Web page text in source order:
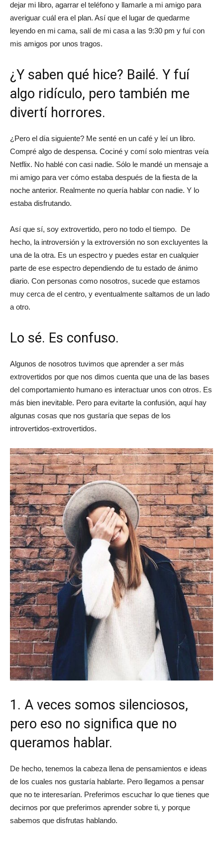
dejar mi libro, agarrar el teléfono y llamarle a mi amigo para
averiguar cuál era el plan. Así que el lugar de quedarme
leyendo en mi cama, salí de mi casa a las 9:30 pm y fuí con
mis amigos por unos tragos.
¿Y saben qué hice? Bailé. Y fuí
algo ridículo, pero también me
divertí horrores.
¿Pero el día siguiente? Me senté en un café y leí un libro.
Compré algo de despensa. Cociné y comí solo mientras veía
Netflix. No hablé con casi nadie. Sólo le mandé un mensaje a
mi amigo para ver cómo estaba después de la fiesta de la
noche anterior. Realmente no quería hablar con nadie. Y lo
estaba disfrutando.
Así que sí, soy extrovertido, pero no todo el tiempo. De
hecho, la introversión y la extroversión no son excluyentes la
una de la otra. Es un espectro y puedes estar en cualquier
parte de ese espectro dependiendo de tu estado de ánimo
diario. Con personas como nosotros, sucede que estamos
muy cerca de el centro, y eventualmente saltamos de un lado
a otro.
Lo sé. Es confuso.
Algunos de nosotros tuvimos que aprender a ser más
extrovertidos por que nos dimos cuenta que una de las bases
del comportamiento humano es interactuar unos con otros. Es
más bien inevitable. Pero para evitarte la confusión, aquí hay
algunas cosas que nos gustaría que sepas de los
introvertidos-extrovertidos.
1. A veces somos silenciosos,
pero eso no significa que no
queramos hablar.
De hecho, tenemos la cabeza llena de pensamientos e ideas
de los cuales nos gustaría hablarte. Pero llegamos a pensar
que no te interesarían. Preferimos escuchar lo que tienes que
decirnos por que preferimos aprender sobre ti, y porque
sabemos que disfrutas hablando.